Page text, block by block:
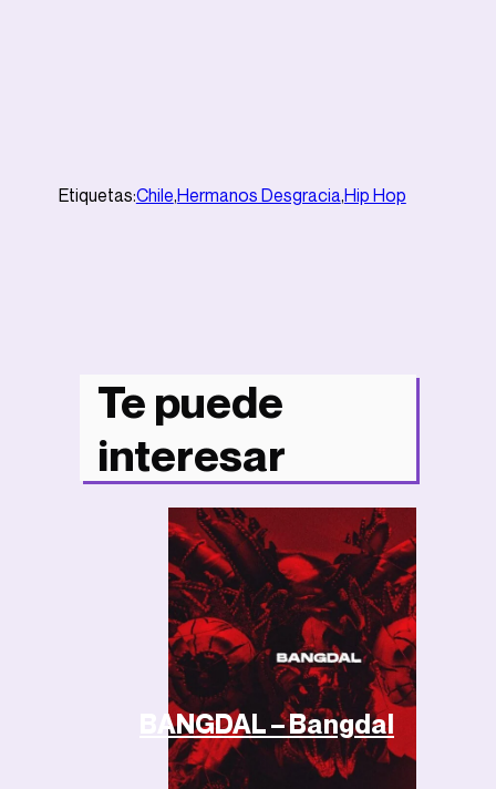
Etiquetas:Chile,Hermanos Desgracia,Hip Hop
Te puede
interesar
BANGDAL – Bangdal